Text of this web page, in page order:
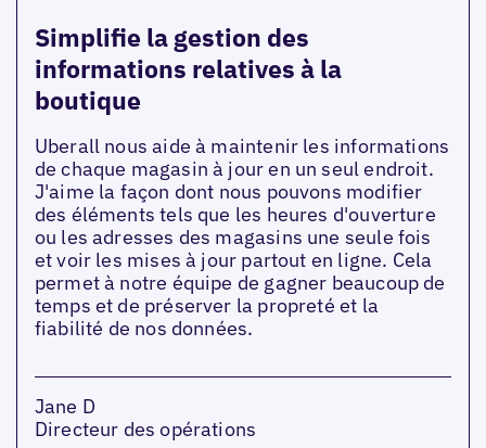
Simplifie la gestion des
informations relatives à la
boutique
Uberall nous aide à maintenir les informations
de chaque magasin à jour en un seul endroit.
J'aime la façon dont nous pouvons modifier
des éléments tels que les heures d'ouverture
ou les adresses des magasins une seule fois
et voir les mises à jour partout en ligne. Cela
permet à notre équipe de gagner beaucoup de
temps et de préserver la propreté et la
fiabilité de nos données.
Jane D
Directeur des opérations